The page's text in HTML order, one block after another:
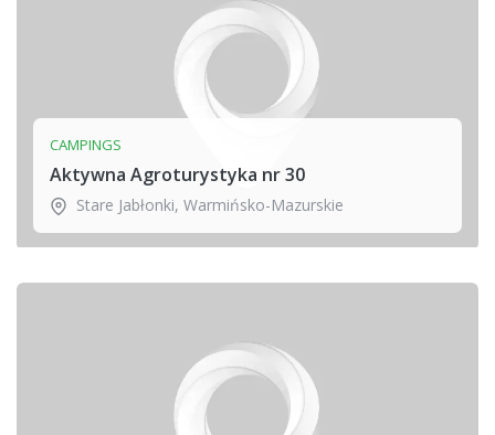
CAMPINGS
Aktywna Agroturystyka nr 30
Stare Jabłonki, Warmińsko-Mazurskie